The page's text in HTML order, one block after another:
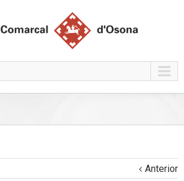
Anterior